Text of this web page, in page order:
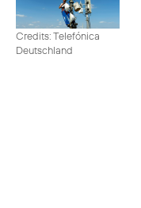
Credits: Telefónica
Deutschland